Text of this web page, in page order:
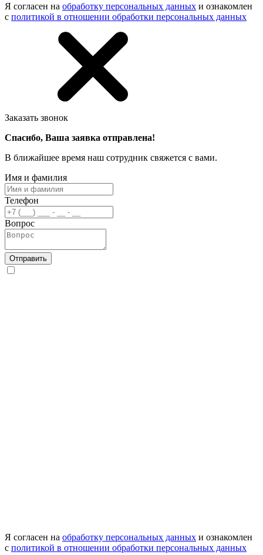
Я согласен на обработку персональных данных и ознакомлен
с политикой в отношении обработки персональных данных
Заказать звонок
Спасибо, Ваша заявка отправлена!
В ближайшее время наш сотрудник свяжется с вами.
Имя и фамилия
Телефон
Вопрос
Отправить
Я согласен на обработку персональных данных и ознакомлен
с политикой в отношении обработки персональных данных